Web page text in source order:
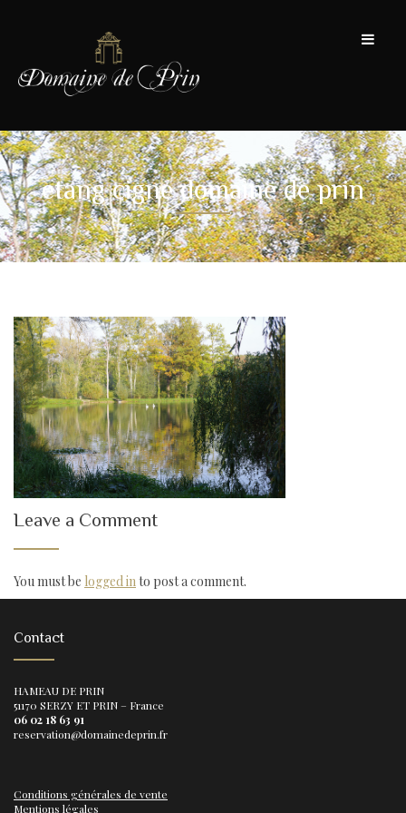
etang cigne domaine de prin
Leave a Comment
You must be logged into post a comment.
Contact
HAMEAU DE PRIN
51170 SERZY ET PRIN – France
06 02 18 63 91
reservation@domainedeprin.fr
Conditions générales de vente
Mentions légales